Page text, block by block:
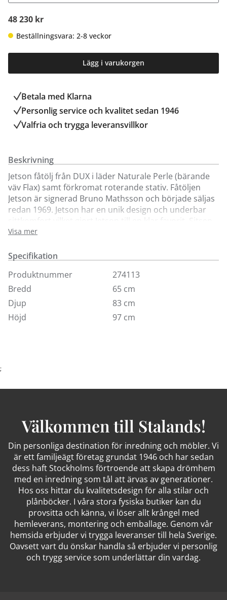
48 230 kr
Beställningsvara: 2-8 veckor
Lägg i varukorgen
Betala med Klarna
Personlig service och kvalitet sedan 1946
Valfria och trygga leveransvillkor
Beskrivning
Jetson fåtölj från DUX i läder Naturale Perle (bärande
väv Flax) samt förkromat roterande stativ. Fåtöljen
Jetson är signerad Bruno Mathsson och började säljas
redan 1969. Jetson har en unik design och underbar
sittkomfort vilket gjort Jetson till en klar favorit. Sitsen
är skålformad och har en hög ergonomiskt utformad
olika utföranden. För att se fler tyg- eller läderprover
obehandlat läder som ändrar nyans med tiden.
Visa mer
Specifikation
Produktnummer
274113
Bredd
65 cm
Djup
83 cm
Höjd
97 cm
;
Välkommen till Stalands!
Din personliga destination för inredning och möbler. Vi
är ett familjeägt företag grundat 1946 och har sedan
dess haft Stockholms förtroende att skapa drömhem
med en inredning som tål att ärvas av generationer.
Hos oss hittar du kvalitetsdesign för alla stilar och
plånböcker. I våra stora fysiska butiker kan du
provsitta och känna, vi löser allt krångel med
hemleverans, montering och emballage. Genom vår
hemsida erbjuder vi trygga leveranser till hela Sverige.
Oavsett vart du önskar handla så erbjuder vi personlig
och trygg service som underlättar din vardag.